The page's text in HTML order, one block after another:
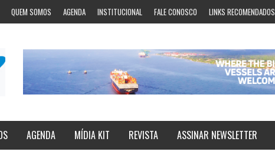
QUEM SOMOS AGENDA INSTITUCIONAL FALE CONOSCO LINKS RECOMENDADOS
AGENDA MÍDIA KIT REVISTA ASSINAR NEWSLETTER